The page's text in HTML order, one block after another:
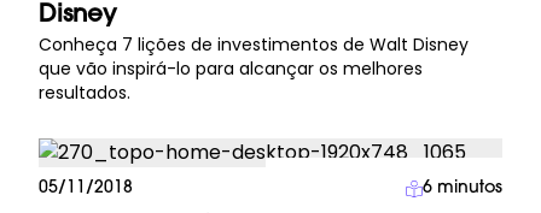
Disney
Conheça 7 lições de investimentos de Walt Disney
que vão inspirá-lo para alcançar os melhores
resultados.
Investimento Imobiliário
05/11/2018 6 minutos